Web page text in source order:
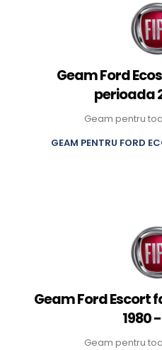
Geam Ford
perioada
Geam pentru
GEAM PENTRU FORD
Geam Ford Escort
1980
Geam pentru